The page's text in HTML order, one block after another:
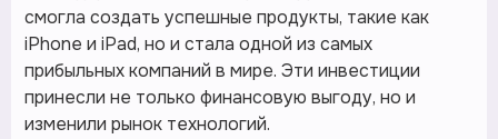
смогла создать успешные продукты, такие как
iPhone и iPad, но и стала одной из самых
прибыльных компаний в мире. Эти инвестиции
принесли не только финансовую выгоду, но и
изменили рынок технологий.